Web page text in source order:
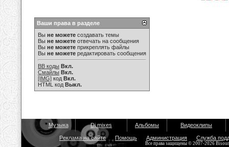
Ваши права в разделе
Вы не можете создавать темы
Вы не можете отвечать на сообщения
Вы не можете прикреплять файлы
Вы не можете редактировать сообщения
BB коды Вкл.
Смайлы Вкл.
[IMG] код Вкл.
HTML код Выкл.
Музыка Dj mixes Альбомы Видеоклипы
Реклама на сайте Помощь Администрация Служба
Все права защищены © 2007-2026